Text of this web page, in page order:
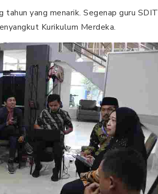
tahun yang menarik. Segenap guru SDIT
Kurikulum Merdeka.